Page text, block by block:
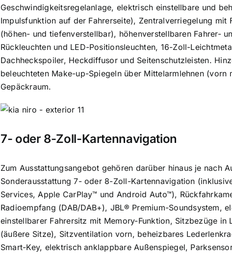
Geschwindigkeitsregelanlage, elektrisch einstellbare und
Impulsfunktion auf der Fahrerseite), Zentralverriegelung
(höhen- und tiefenverstellbar), höhenverstellbaren Fahrer-
Rückleuchten und LED-Positionsleuchten, 16-Zoll-
Dachheckspoiler, Heckdiffusor und Seitenschutzleisten.
beleuchteten Make-up-Spiegeln über Mittelarmlehnen
Gepäckraum.
7- oder 8-Zoll-Kartennavigation
Zum Ausstattungsangebot gehören darüber hinaus je nach
Sonderausstattung 7- oder 8-Zoll-Kartennavigation
Services, Apple CarPlay™ und Android Auto™),
Radioempfang (DAB/DAB+), JBL® Premium-Soundsystem,
einstellbarer Fahrersitz mit Memory-Funktion, Sitzbezüge
(äußere Sitze), Sitzventilation vorn, beheizbares
Smart-Key, elektrisch anklappbare Außenspiegel,